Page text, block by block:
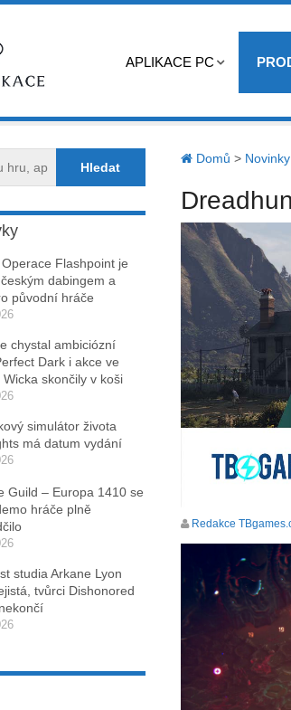
APLIKACE PC
Domů > Novinky
Redakce
Flashpoint je
dabingem a
původní hráče
chystal ambiciózní
Dark i akce ve
skončily v koši
simulátor života
má datum vydání
Guild – Europa 1410 se
hráče plně
studia Arkane Lyon
tvůrci Dishonored